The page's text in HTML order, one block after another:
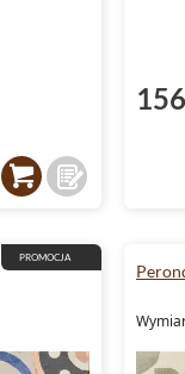
PROMOCJA